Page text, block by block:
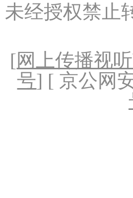
未经授权禁止
[网上传播视
号] [ 京公网